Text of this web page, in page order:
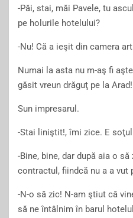
-Păi, stai, măi Pavele, tu
pe holurile hotelului?
-Nu! Că a ieşit din camera
Numai la asta nu m-aş fi
găsit vreun drăguţ pe la
Sun impresarul.
-Stai liniştit!, îmi zice. E
-Bine, bine, dar după aia o
contractul, fiindcă nu a a vut
-N-o să zic! N-am ştiut că
să ne întâlnim în barul